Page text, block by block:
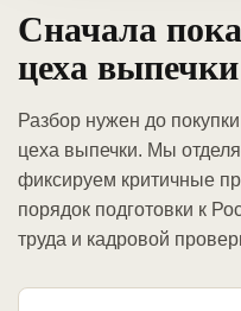
Сначала
цеха выпечки
Разбор нужен до
цеха выпечки. Мы
фиксируем критичные
порядок подготовки к
труда и кадровой